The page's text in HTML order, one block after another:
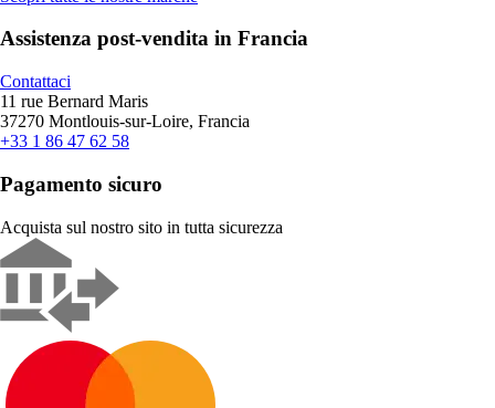
Assistenza post-vendita in Francia
Contattaci
11 rue Bernard Maris
37270 Montlouis-sur-Loire, Francia
+33 1 86 47 62 58
Pagamento sicuro
Acquista sul nostro sito in tutta sicurezza